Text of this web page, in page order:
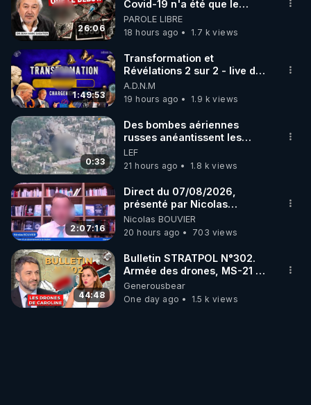
▶ 30 jours gratuit sur l’application de méditation et
de bien-être ENVOL :
Rendez-vous sur https://www.envol.app/code
le code : REGENERE
26:06
Covid-19 n'a été que le
début - L'ARNm & l'ARNm-aa
jusqu où auront-t-il ?
PAROLE LIBRE
18 hours ago
1.7 k views
1:49:53
Transformation et
Révélations 2 sur 2 - live du
07/08/26
A.D.N.M
19 hours ago
1.9 k views
0:33
Des bombes aériennes
russes anéantissent les
centres de contrôle de
drones de 3 brigades
ukrainienne
LEF
21 hours ago
1.8 k views
2:07:16
Direct du 07/08/2026,
présenté par Nicolas
BOUVIER
Nicolas BOUVIER
20 hours ago
703 views
44:48
Bulletin STRATPOL N°302.
Armée des drones, MS-21 en
série, missiles coréens.
07.08.2026.
Generousbear
One day ago
1.5 k views